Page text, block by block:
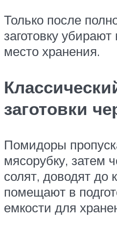
Только после
заготовку
место хранения.
заготовки
Помидоры
мясорубку, затем
солят, доводят до
помещают в
емкости для